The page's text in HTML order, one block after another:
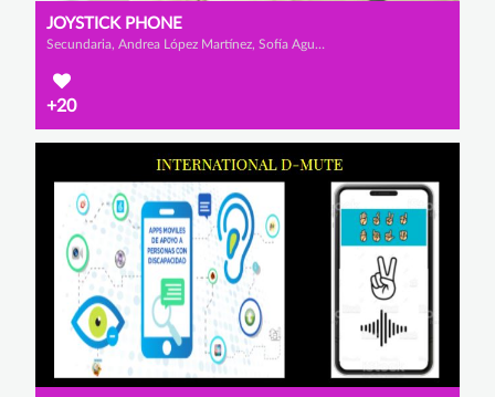
JOYSTICK PHONE
Secundaria, Andrea López Martínez, Sofía Agudo Fernández y Anabel Cánovas Mateo
+20